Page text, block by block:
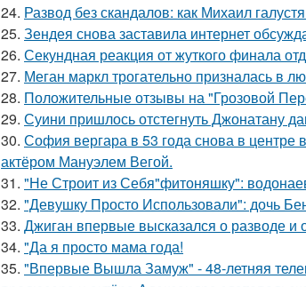
24. Развод без скандалов: как Михаил
25. Зендея снова заставила интернет
26. Секундная реакция от жуткого финала
27. Меган маркл трогательно призналась в
28. Положительные отзывы на "Грозовой
29. Суини пришлось отстегнуть Джонатану
30. София вергара в 53 года снова в центре
актёром Мануэлем Вегой.
31. "Не Строит из Себя"фитоняшку":
32. "Девушку Просто Использовали": дочь
33. Джиган впервые высказался о разводе и
34. "Да я просто мама года!
35. "Впервые Вышла Замуж" - 48-летняя